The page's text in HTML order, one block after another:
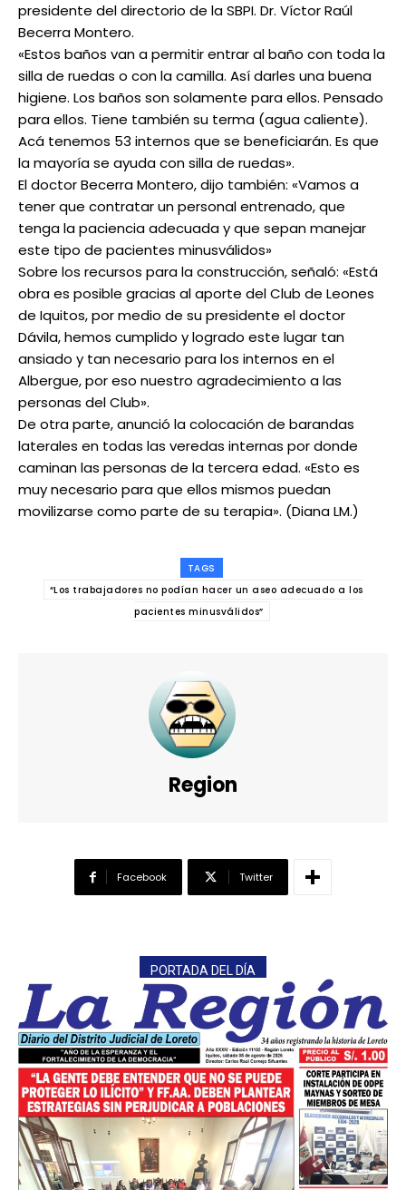
presidente del directorio de la SBPI. Dr. Víctor Raúl
Becerra Montero.
«Estos baños van a permitir entrar al baño con toda la
silla de ruedas o con la camilla. Así darles una buena
higiene. Los baños son solamente para ellos. Pensado
para ellos. Tiene también su terma (agua caliente).
Acá tenemos 53 internos que se beneficiarán. Es que
la mayoría se ayuda con silla de ruedas».
El doctor Becerra Montero, dijo también: «Vamos a
tener que contratar un personal entrenado, que
tenga la paciencia adecuada y que sepan manejar
este tipo de pacientes minusválidos»
Sobre los recursos para la construcción, señaló: «Está
obra es posible gracias al aporte del Club de Leones
de Iquitos, por medio de su presidente el doctor
Dávila, hemos cumplido y logrado este lugar tan
ansiado y tan necesario para los internos en el
Albergue, por eso nuestro agradecimiento a las
personas del Club».
De otra parte, anunció la colocación de barandas
laterales en todas las veredas internas por donde
caminan las personas de la tercera edad. «Esto es
muy necesario para que ellos mismos puedan
movilizarse como parte de su terapia». (Diana LM.)
TAGS
“Los trabajadores no podían hacer un aseo adecuado a los
pacientes minusválidos”
Region
Facebook Twitter
PORTADA DEL DÍA